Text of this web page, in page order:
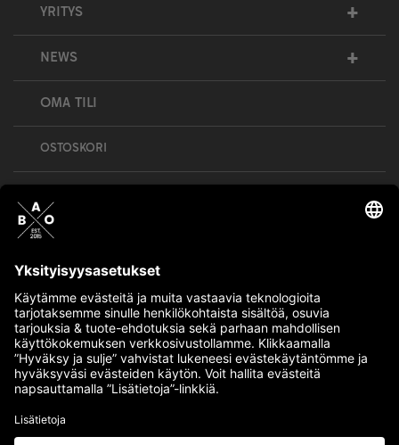
YRITYS +
NEWS +
OMA TILI
OSTOSKORI
Bull’s All Out is social – follow us and show
your passion!
BULLMENTULA.FI